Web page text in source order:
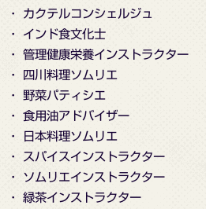
・ カクテルコンシェルジュ
・ インド食文化士
・ 管理健康栄養インストラクター
・ 四川料理ソムリエ
・ 野菜パティシエ
・ 食用油アドバイザー
・ 日本料理ソムリエ
・ スパイスインストラクター
・ ソムリエインストラクター
・ 緑茶インストラクター